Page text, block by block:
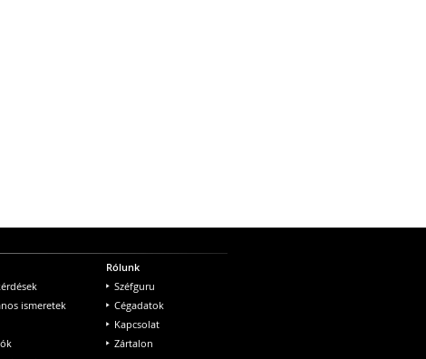
ismeretek
Rólunk
Széfguru
Cégadatok
Kapcsolat
Zártalon